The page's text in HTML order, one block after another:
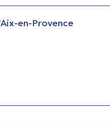
en-Provence